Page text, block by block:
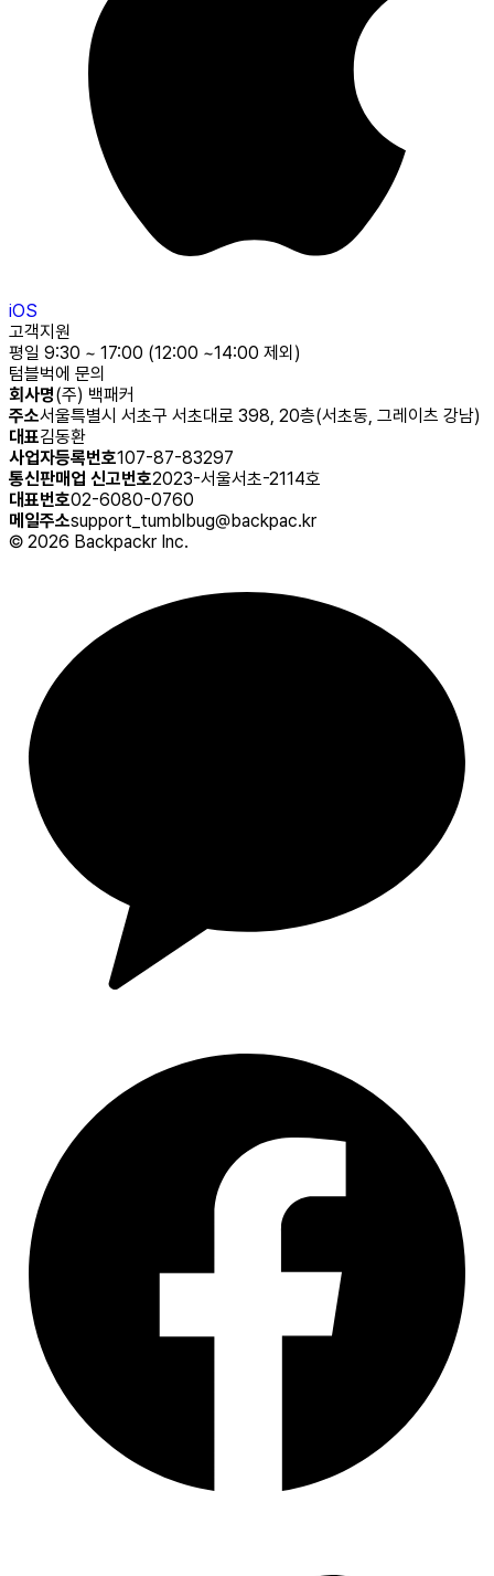
iOS
고객지원
평일 9:30 ~ 17:00 (12:00 ~14:00 제외)
텀블벅에 문의
회사명(주) 백패커
주소서울특별시 서초구 서초대로 398, 20층(서초동, 그레이츠 강남)
대표김동환
사업자등록번호107-87-83297
통신판매업 신고번호2023-서울서초-2114호
대표번호02-6080-0760
메일주소support_tumblbug@backpac.kr
© 2026 Backpackr Inc.